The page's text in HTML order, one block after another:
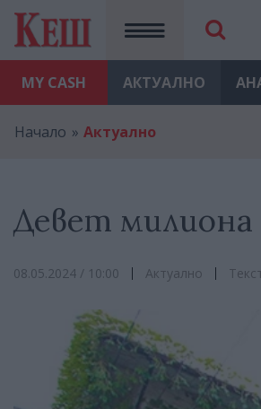
MY CASH АКТУАЛНО
Начало Актуално
Девет
08.05.2024 / 10:00 Актуално